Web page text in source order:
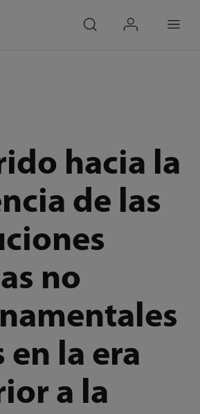
hacia la
de las
no
en la era
a la